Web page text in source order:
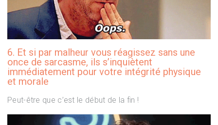
6. Et si par malheur vous réagissez sans une
once de sarcasme, ils s’inquiètent
immédiatement pour votre intégrité physique
et morale
Peut-être que c’est le début de la fin !